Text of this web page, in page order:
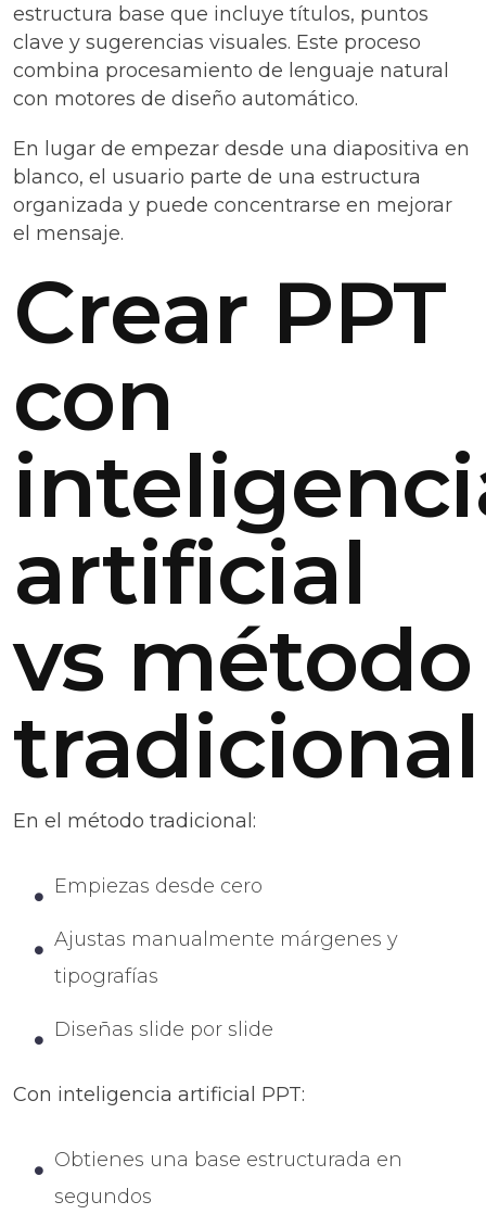
estructura base que incluye títulos, puntos
clave y sugerencias visuales. Este proceso
combina procesamiento de lenguaje natural
con motores de diseño automático.
En lugar de empezar desde una diapositiva en
blanco, el usuario parte de una estructura
organizada y puede concentrarse en mejorar
el mensaje.
Crear PPT
con
artificial
vs método
tradicional
En el método tradicional:
Empiezas desde cero
Ajustas manualmente márgenes y
tipografías
Diseñas slide por slide
Con inteligencia artificial PPT:
Obtienes una base estructurada en
segundos